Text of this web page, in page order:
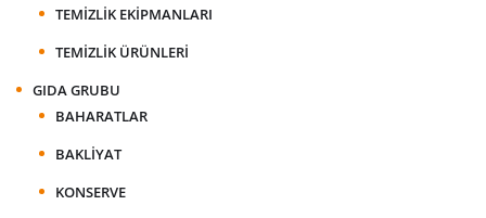
TEMIZLIK EKIPMANLARI
TEMIZLIK ÜRÜNLERI
GIDA GRUBU
BAHARATLAR
BAKLIYAT
KONSERVE